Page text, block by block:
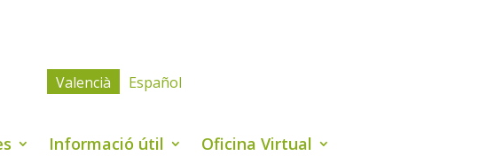
Valencià Español
Informació útil
Oficina Virtual